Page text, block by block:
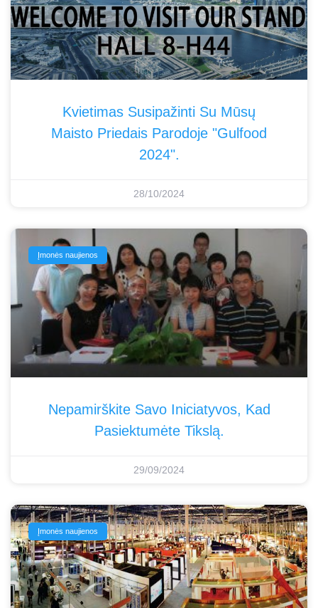
Kvietimas Susipažinti Su Mūsų
Maisto Priedais Parodoje "Gulfood
2024".
28/10/2024
Įmonės naujienos
Nepamirškite Savo Iniciatyvos, Kad
Pasiektumėte Tikslą.
29/09/2024
Įmonės naujienos